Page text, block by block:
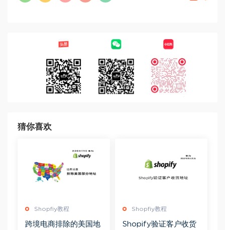
猜你喜欢
Shopfiy教程
跨境电商排除的美国地
Shopfiy教程
Shopify验证客户收货